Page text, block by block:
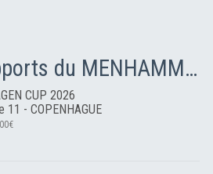
Résultats/Rapports du MENHAMMAR COPENHAGEN CUP 2026
CUP 2026
11 - COPENHAGUE